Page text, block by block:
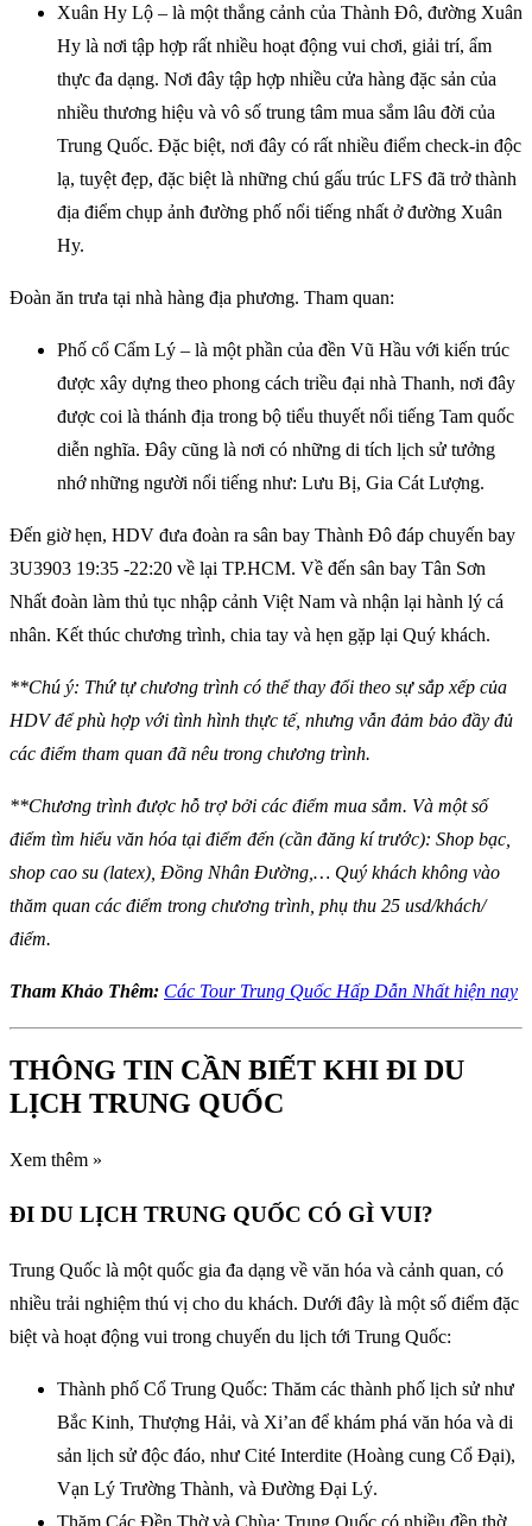
Xuân Hy Lộ – là một thắng cảnh của Thành Đô, đường Xuân
Hy là nơi tập hợp rất nhiều hoạt động vui chơi, giải trí, ẩm
thực đa dạng. Nơi đây tập hợp nhiều cửa hàng đặc sản của
nhiều thương hiệu và vô số trung tâm mua sắm lâu đời của
Trung Quốc. Đặc biệt, nơi đây có rất nhiều điểm check-in độc
lạ, tuyệt đẹp, đặc biệt là những chú gấu trúc LFS đã trở thành
địa điểm chụp ảnh đường phố nổi tiếng nhất ở đường Xuân
Hy.
Đoàn ăn trưa tại nhà hàng địa phương. Tham quan:
Phố cổ Cẩm Lý – là một phần của đền Vũ Hầu với kiến trúc
được xây dựng theo phong cách triều đại nhà Thanh, nơi đây
được coi là thánh địa trong bộ tiểu thuyết nổi tiếng Tam quốc
diễn nghĩa. Đây cũng là nơi có những di tích lịch sử tưởng
nhớ những người nổi tiếng như: Lưu Bị, Gia Cát Lượng.
Đến giờ hẹn, HDV đưa đoàn ra sân bay Thành Đô đáp chuyến bay
3U3903 19:35 -22:20 về lại TP.HCM. Về đến sân bay Tân Sơn
Nhất đoàn làm thủ tục nhập cảnh Việt Nam và nhận lại hành lý cá
nhân. Kết thúc chương trình, chia tay và hẹn gặp lại Quý khách.
**Chú ý: Thứ tự chương trình có thể thay đổi theo sự sắp xếp của
HDV để phù hợp với tình hình thực tế, nhưng vẫn đảm bảo đầy đủ
các điểm tham quan đã nêu trong chương trình.
**Chương trình được hỗ trợ bởi các điểm mua sắm. Và một số
điểm tìm hiểu văn hóa tại điểm đến (cần đăng kí trước): Shop bạc,
shop cao su (latex), Đồng Nhân Đường,… Quý khách không vào
thăm quan các điểm trong chương trình, phụ thu 25 usd/khách/
điểm.
Tham Khảo Thêm: Các Tour Trung Quốc Hấp Dẫn Nhất hiện nay
THÔNG TIN CẦN BIẾT KHI ĐI DU
LỊCH TRUNG QUỐC
Xem thêm »
ĐI DU LỊCH TRUNG QUỐC CÓ GÌ VUI?
Trung Quốc là một quốc gia đa dạng về văn hóa và cảnh quan, có
nhiều trải nghiệm thú vị cho du khách. Dưới đây là một số điểm đặc
biệt và hoạt động vui trong chuyến du lịch tới Trung Quốc:
Thành phố Cổ Trung Quốc: Thăm các thành phố lịch sử như
Bắc Kinh, Thượng Hải, và Xi’an để khám phá văn hóa và di
sản lịch sử độc đáo, như Cité Interdite (Hoàng cung Cổ Đại),
Vạn Lý Trường Thành, và Đường Đại Lý.